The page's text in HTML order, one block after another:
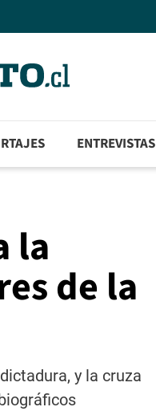
ENTREVISTAS
la
de la
y la cruza